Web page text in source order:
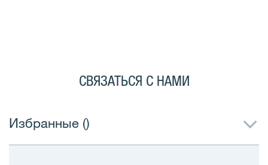
СВЯЗАТЬСЯ С НАМИ
Избранные ()